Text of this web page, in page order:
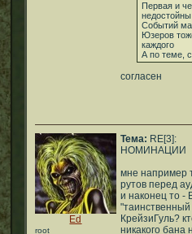
Первая и
Событий
Юзеров
каждого
А по теме,
согласен
Ed
root
Тема: RE[3]:
НОМИНАЦИИ
мне например
рутов перед
и наконец то
"таинственный
КрейзиГуль?
никакого